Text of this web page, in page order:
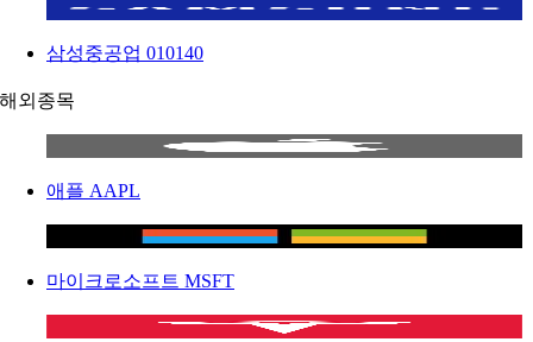
삼성중공업 010140
해외종목
애플 AAPL
마이크로소프트 MSFT